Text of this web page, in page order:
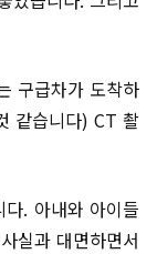
구급차가 도착하
같습니다) CT 촬
. 아내와 아이들
실과 대면하면서